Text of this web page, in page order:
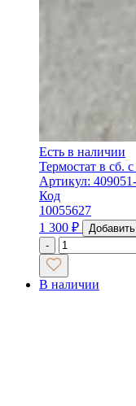
Есть в наличии
Термостат в сб.
Артикул:
Код
10055627
1 300 ₽
-
В наличии